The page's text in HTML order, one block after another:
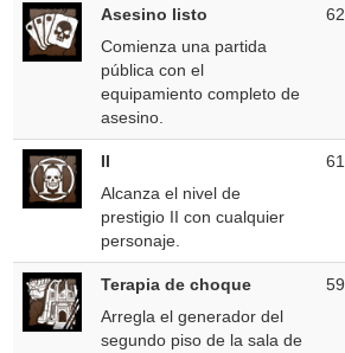
Asesino listo
Comienza una partida
pública con el
equipamiento completo de
asesino.
62
II
Alcanza el nivel de
prestigio II con cualquier
personaje.
61
Terapia de choque
Arregla el generador del
segundo piso de la sala de
59